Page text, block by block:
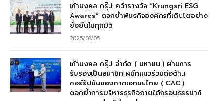
เก้ามงคล กรุ๊ป คว้ารางวัล “Krungsri ESG
Awards” ตอกย้ำพันธกิจองค์กรที่เติบโตอย่าง
ยั่งยืนในทุกมิติ
2025/03/05
เก้ามงคล กรุ๊ป จำกัด ( มหาชน ) ผ่านการ
รับรองเป็นสมาชิก ผนึกแนวร่วมต่อต้าน
คอร์รัปชันของภาคเอกชนไทย ( CAC )
ตอกย้ำการบริหารธุรกิจภายใต้กรอบธรรมาภิ